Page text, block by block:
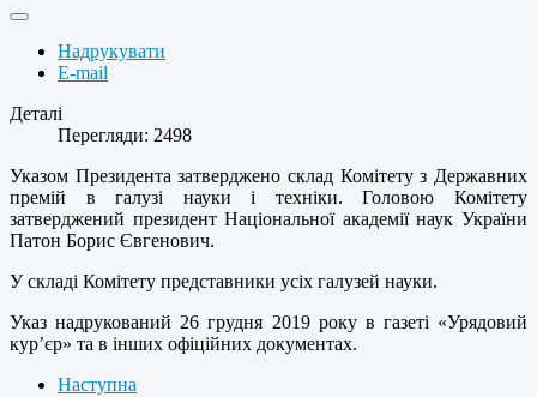
Надрукувати
E-mail
Деталі
Перегляди: 2498
Указом Президента затверджено склад Комітету з Державних
премій в галузі науки і техніки. Головою Комітету
затверджений президент Національної академії наук України
Патон Борис Євгенович.
У складі Комітету представники усіх галузей науки.
Указ надрукований 26 грудня 2019 року в газеті «Урядовий
кур’єр» та в інших офіційних документах.
Наступна